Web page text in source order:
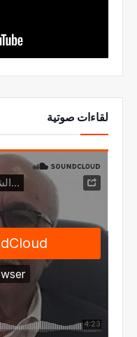
لقاءات صوتية